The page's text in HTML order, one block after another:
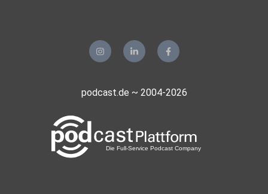
podcast.de ~ 2004-2026